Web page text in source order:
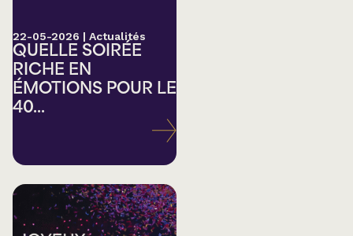
22-05-2026 | Actualités
QUELLE SOIRÉE
RICHE EN
ÉMOTIONS POUR LE
40...